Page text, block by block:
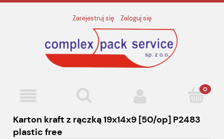
Zarejestruj się Zaloguj się
Karton kraft z rączką 19x14x9 [50/op] P2483
plastic free